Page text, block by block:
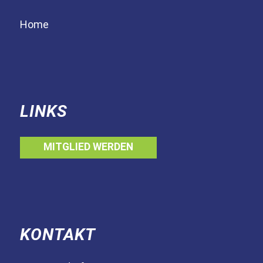
Home
LINKS
MITGLIED WERDEN
KONTAKT